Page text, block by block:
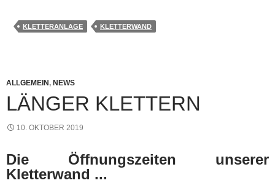
KLETTERANLAGE KLETTERWAND
ALLGEMEIN, NEWS
LÄNGER KLETTERN
10. OKTOBER 2019
Die Öffnungszeiten unserer
Kletterwand ...